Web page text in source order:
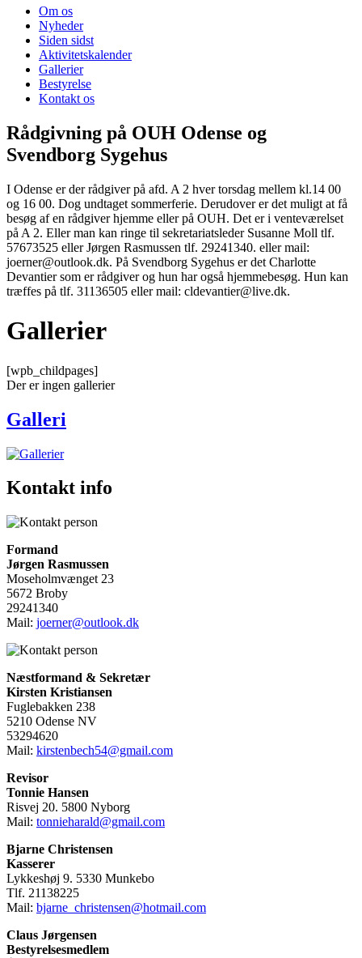
Om os
Nyheder
Siden sidst
Aktivitetskalender
Gallerier
Bestyrelse
Kontakt os
Rådgivning på OUH Odense og
Svendborg Sygehus
I Odense er der rådgiver på afd. A 2 hver torsdag mellem kl.14 00
og 16 00. Dog undtaget sommerferie. Derudover er det muligt at få
besøg af en rådgiver hjemme eller på OUH. Det er i venteværelset
på A 2. Eller man kan ringe til sekretariatsleder Susanne Moll tlf.
57673525 eller Jørgen Rasmussen tlf. 29241340. eller mail:
joerner@outlook.dk. På Svendborg Sygehus er det Charlotte
Devantier som er rådgiver og hun har også hjemmebesøg. Hun kan
træffes på tlf. 31136505 eller mail: cldevantier@live.dk.
Gallerier
[wpb_childpages]
Der er ingen gallerier
Galleri
Kontakt info
Formand
Jørgen Rasmussen
Moseholmvænget 23
5672 Broby
29241340
Mail: joerner@outlook.dk
Næstformand & Sekretær
Kirsten Kristiansen
Fuglebakken 238
5210 Odense NV
53294620
Mail: kirstenbech54@gmail.com
Revisor
Tonnie Hansen
Risvej 20. 5800 Nyborg
Mail: tonnieharald@gmail.com
Bjarne Christensen
Kasserer
Lykkeshøj 9. 5330 Munkebo
Tlf. 21138225
Mail: bjarne_christensen@hotmail.com
Claus Jørgensen
Bestyrelsesmedlem